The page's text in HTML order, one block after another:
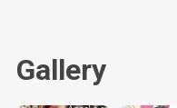
Gallery